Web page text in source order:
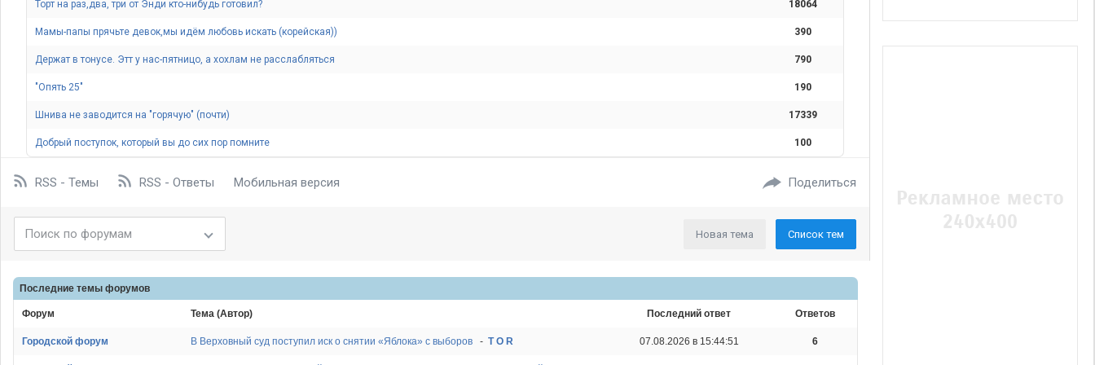
Торт на раз,два, три от Энди кто-нибудь готовил 18064
Мамы-папы прячьте девок,мы идём любовь искать (корейская)) 390
Держат в тонусе. Этт у нас-пятницо, а хохлам не расслабляться 790
"Опять 25" 190
Шнива не заводится на "горячую" (почти) 17339
Добрый поступок, который вы до сих пор помните 100
RSS - Темы RSS - Ответы Мобильная версия Поделиться
Новая тема Список тем
Последние темы форумов
Форум Тема (Автор) Последний ответ Ответов
Городской форум В Верховный суд поступил иск о снятии «Яблока» с выборов -T O R 07.08.2026 в 15:44:51 6